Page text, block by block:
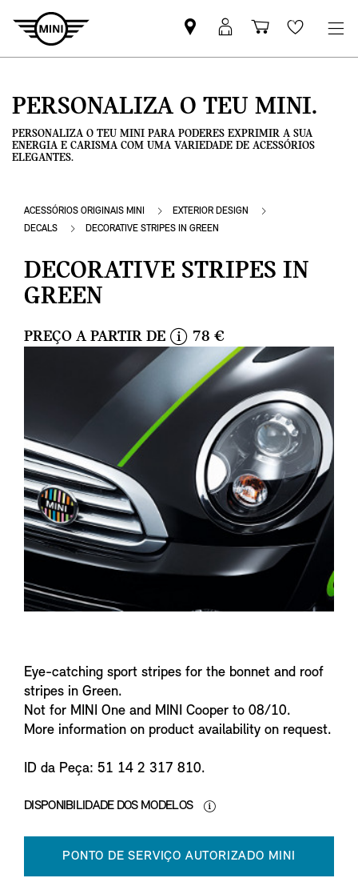
Pesquisar
parceiro
Iniciar
sessão
Carrinho
de
Wishlist
PERSONALIZA O TEU MINI.
PERSONALIZA O TEU MINI PARA PODERES EXPRIMIR A SUA
ENERGIA E CARISMA COM UMA VARIEDADE DE ACESSÓRIOS
ELEGANTES.
ACESSÓRIOS ORIGINAIS MINI
EXTERIOR DESIGN
DECALS
DECORATIVE STRIPES IN GREEN
DECORATIVE STRIPES IN
GREEN
PREÇO A PARTIR DE
f
o
78 €
Eye-catching sport stripes for the bonnet and roof
stripes in Green.
Not for MINI One and MINI Cooper to 08/10.
More information on product availability on request.
ID da Peça: 51 14 2 317 810.
DISPONIBILIDADE DOS MODELOS
PONTO DE SERVIÇO AUTORIZADO MINI